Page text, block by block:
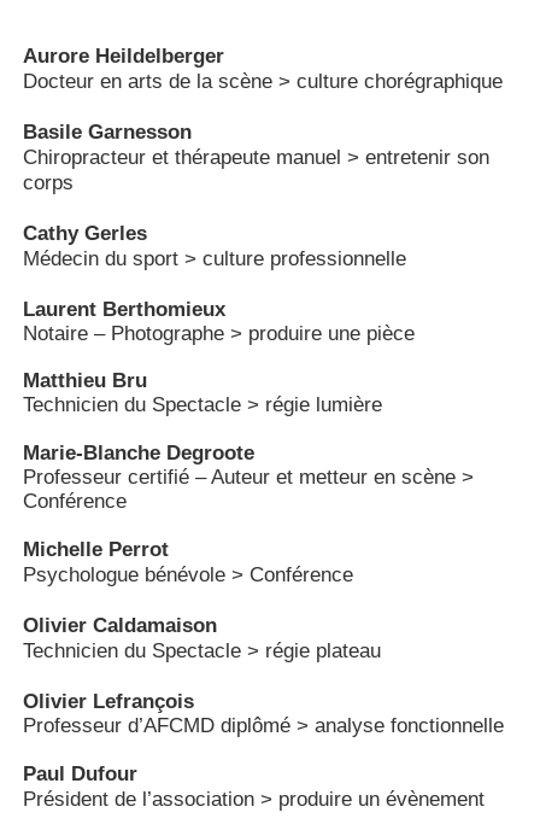
Aurore Heildelberger
Docteur en arts de la scène > culture chorégraphique
Basile Garnesson
Chiropracteur et thérapeute manuel > entretenir son
corps
Cathy Gerles
Médecin du sport > culture professionnelle
Laurent Berthomieux
Notaire – Photographe > produire une pièce
Matthieu Bru
Marie-Blanche Degroote
Professeur certifié – Auteur et metteur en scène >
Conférence
Michelle Perrot
Psychologue bénévole > Conférence
Olivier Caldamaison
Technicien du Spectacle > régie plateau
Olivier Lefrançois
Professeur d’AFCMD diplômé > analyse fonctionnelle
Paul Dufour
Président de l’association > produire un évènement